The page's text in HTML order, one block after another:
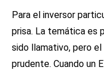
Para el inversor
prisa. La temática es
sido llamativo, pero
prudente. Cuando un